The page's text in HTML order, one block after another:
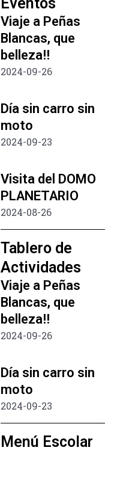
Viaje a Peñas
Blancas, que
belleza!!
2024-09-26
Día sin carro sin
moto
2024-09-23
Visita del DOMO
PLANETARIO
2024-08-26
Tablero de
Actividades
Viaje a Peñas
Blancas, que
belleza!!
2024-09-26
Día sin carro sin
moto
2024-09-23
Menú Escolar